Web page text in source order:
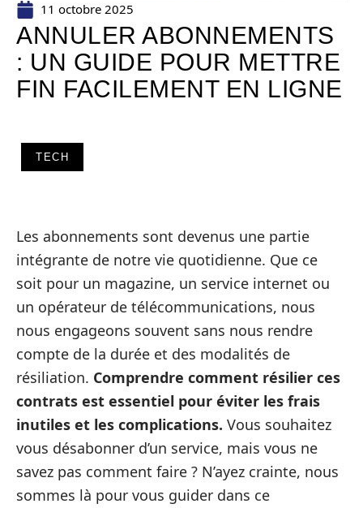
11 octobre 2025
ANNULER ABONNEMENTS
: UN GUIDE POUR METTRE
FIN FACILEMENT EN LIGNE
TECH
Les abonnements sont devenus une partie
intégrante de notre vie quotidienne. Que ce
soit pour un magazine, un service internet ou
un opérateur de télécommunications, nous
nous engageons souvent sans nous rendre
compte de la durée et des modalités de
résiliation. Comprendre comment résilier ces
contrats est essentiel pour éviter les frais
inutiles et les complications. Vous souhaitez
vous désabonner d’un service, mais vous ne
savez pas comment faire ? N’ayez crainte, nous
sommes là pour vous guider dans ce